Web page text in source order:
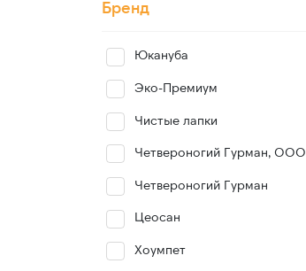
Бренд
Юкануба
Эко-Премиум
Чистые лапки
Четвероногий Гурман, ООО
Четвероногий Гурман
Цеосан
Хоумпет